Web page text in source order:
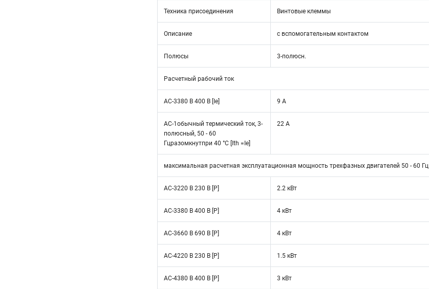
Техника присоединения Винтовые клеммы
Описание с вспомогательным контактом
Полюсы 3-полюсн.
Расчетный рабочий ток
AC-3380 B 400 B [Ie] 9 A
AC-1обычный термический ток, 3-
полюсный, 50 - 60
Гцразомкнутпри 40 °C [Ith =Ie]
22 A
максимальная расчетная эксплуатационная мощность трехфазных двигателей 50 - 60 Гц
AC-3220 B 230 B [P] 2.2 кВт
AC-3380 B 400 B [P] 4 кВт
AC-3660 B 690 B [P] 4 кВт
AC-4220 B 230 B [P] 1.5 кВт
AC-4380 B 400 B [P] 3 кВт